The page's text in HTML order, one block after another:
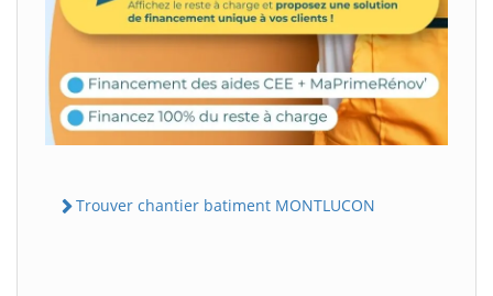
Trouver chantier batiment MONTLUCON